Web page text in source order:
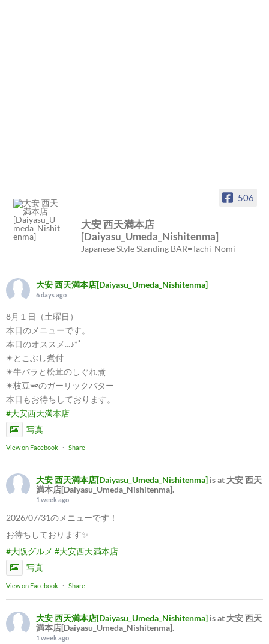
506
大安 西天満本店
[Daiyasu_Umeda_Nishitenma]
Japanese Style Standing BAR=Tachi-Nomi
大安 西天満本店[Daiyasu_Umeda_Nishitenma]
6 days ago
8月１日（土曜日）
本日のメニューです。
本日のオススメ...♪*ﾟ
✴︎とこぶし煮付
✴︎牛バラと松茸のしぐれ煮
✴︎枝豆🫛のガーリックバター
本日もお待ちしております。
#大安西天満本店
写真
View on Facebook · Share
大安 西天満本店[Daiyasu_Umeda_Nishitenma] is at 大安 西天
満本店[Daiyasu_Umeda_Nishitenma].
1 week ago
2026/07/31のメニューです！
お待ちしております✨
#大阪グルメ #大安西天満本店
写真
View on Facebook · Share
大安 西天満本店[Daiyasu_Umeda_Nishitenma] is at 大安 西天
満本店[Daiyasu_Umeda_Nishitenma].
1 week ago